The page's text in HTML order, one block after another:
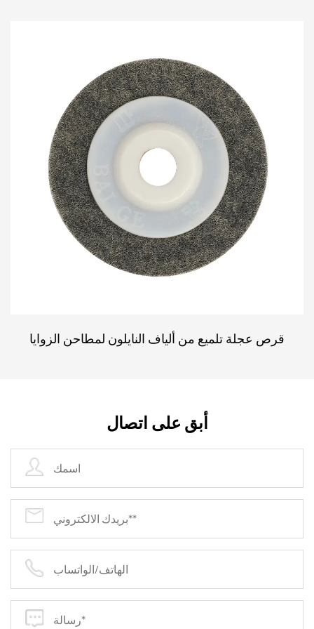
ويمكن استخدامها مع مجموعة متنوعة من أدوات
الصنفرة، بما في ذلك أدوات الصنفرة المدارية، وآلات
الصنفرة المدارية العشوائية، وآلات الصنفرة التفصيلية.
قدرتها على التكيف تجعلها مناسبة لمجموعة واسعة من
التطبيقات، بدءًا من إزالة الطلاء القديم والصدأ وحتى
إعداد الأسطح للتشطيب أو التلميع. تتوفر الأقراص في
أنواع مختلفة من الحبيبات، لتلبية المراحل المختلفة من
عملية الصنفرة، من الخشنة إلى الناعمة.
5. الأداء المتسق:
يقلل من احتمالية وجود أسطح غير مستوية أو خدوش.
تم تصميم هذه الأقراص لتحمل مهام الصنفرة شديدة
التحمل، مع وضع المتانة في الاعتبار. يساهم البناء القوي
والمواد عالية الجودة في إطالة عمر الأقراص، حتى عند
استخدامها على الأسطح الصعبة. تُترجم هذه المتانة إلى
توفير في التكاليف للمستخدمين، حيث يتم تقليل الحاجة
إلى استبدال الأقراص بشكل متكرر.
7. سهولة الصيانة:
يعمل تصميم قرص الصنفرة المكون من 8 فتحات
بخطاف وحلقة على تبسيط عملية الصيانة والتنظيف. من
قرص عجلة تلميع من ألياف النايلون لمطاحن الزوايا
أبق على اتصال